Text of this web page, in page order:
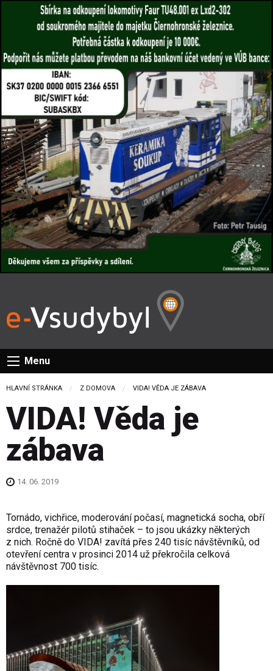
Menu
HLAVNÍ STRÁNKA Z DOMOVA CURRENT:
VIDA! VĚDA JE ZÁBAVA
VIDA! Věda je
zábava
14. 06. 2019
Tornádo, vichřice, moderování počasí, magnetická socha, obří
srdce, trenažér pilotů stihaček – to jsou ukázky některých
z nich. Ročně do VIDA! zavítá přes 240 tisíc návštěvníků, od
otevření centra v prosinci 2014 už překročila celková
návštěvnost 700 tisíc.